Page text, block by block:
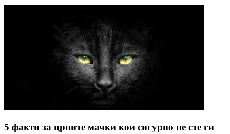
5 факти за црните мачки кои сигурно не сте ги